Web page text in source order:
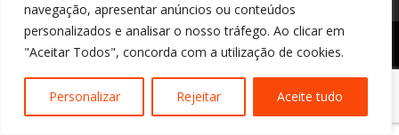
navegação, apresentar anúncios ou conteúdos
personalizados e analisar o nosso tráfego. Ao clicar em
"Aceitar Todos", concorda com a utilização de cookies.
Personalizar Rejeitar Aceite tudo
DESIGN E DESENVOLVIMENTO PORBESTSITES.PT